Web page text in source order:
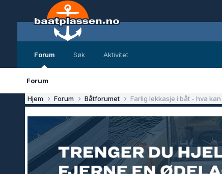
Forum
Forum
Søk Aktivitet
Hjem Forum Båtforumet Farlig lekkasje i båt - hva